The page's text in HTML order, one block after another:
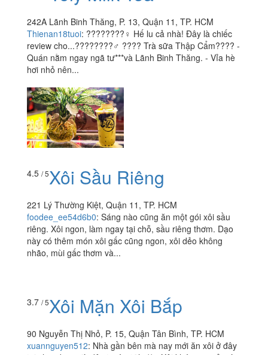
242A Lãnh Binh Thăng, P. 13, Quận 11, TP. HCM
Thienan18tuoi: ????????‍♀️ Hế lu cả nhà! Đây là chiếc
review cho...????????‍♂️ ???? Trà sữa Thập Cẩm???? -
Quán nằm ngay ngã tư***và Lãnh Binh Thăng. - Vỉa hè
hơi nhỏ nên...
4.5 / 5Xôi Sầu Riêng
221 Lý Thường Kiệt, Quận 11, TP. HCM
foodee_ee54d6b0: Sáng nào cũng ăn một gói xôi sầu
riêng. Xôi ngon, làm ngay tại chỗ, sầu riêng thơm. Dạo
này có thêm món xôi gấc cũng ngon, xôi dẻo không
nhão, mùi gấc thơm và...
3.7 / 5Xôi Mặn Xôi Bắp
90 Nguyễn Thị Nhỏ, P. 15, Quận Tân Bình, TP. HCM
xuannguyen512: Nhà gần bên mà nay mới ăn xôi ở đây